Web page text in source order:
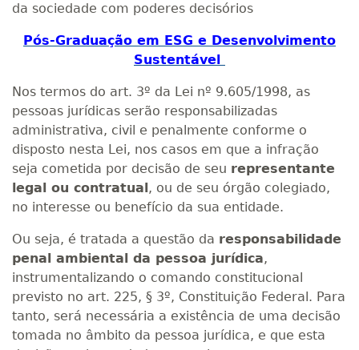
da sociedade com poderes decisórios
Pós-Graduação em ESG e Desenvolvimento
Sustentável
Nos termos do art. 3º da Lei nº 9.605/1998, as
pessoas jurídicas serão responsabilizadas
administrativa, civil e penalmente conforme o
disposto nesta Lei, nos casos em que a infração
seja cometida por decisão de seu representante
legal ou contratual, ou de seu órgão colegiado,
no interesse ou benefício da sua entidade.
Ou seja, é tratada a questão da responsabilidade
penal ambiental da pessoa jurídica,
instrumentalizando o comando constitucional
previsto no art. 225, § 3º, Constituição Federal. Para
tanto, será necessária a existência de uma decisão
tomada no âmbito da pessoa jurídica, e que esta